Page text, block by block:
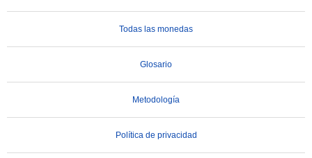
Todas las monedas
Glosario
Metodología
Política de privacidad